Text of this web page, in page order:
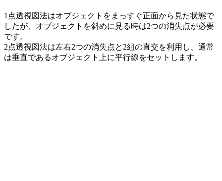
1点透視図法はオブジェクトをまっすぐ正面から見た状態で
したが、オブジェクトを斜めに見る時は2つの消失点が必要
です。
2点透視図法は左右2つの消失点と2組の直交を利用し、通常
は垂直であるオブジェクト上に平行線をセットします。